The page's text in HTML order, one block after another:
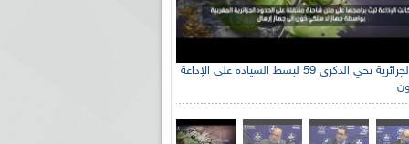
الإذاعة الجزائرية تحي الذكرى 59 لبسط السيادة على الإذاعة